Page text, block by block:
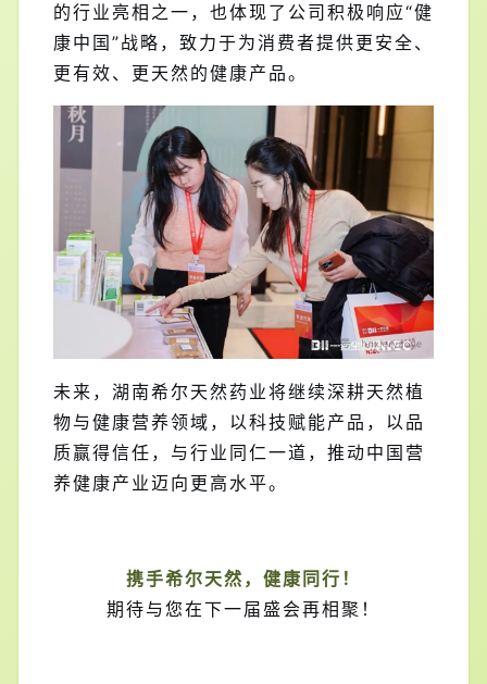
的行业亮相之一，也体现了公司积极响应“健
康中国”战略，致力于为消费者提供更安全、
更有效、更天然的健康产品。
未来，湖南希尔天然药业将继续深耕天然植
物与健康营养领域，以科技赋能产品，以品
质赢得信任，与行业同仁一道，推动中国营
养健康产业迈向更高水平。
携手希尔天然，健康同行！
期待与您在下一届盛会再相聚！